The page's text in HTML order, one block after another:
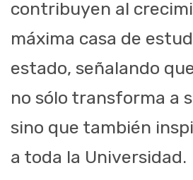
contribuyen al
máxima casa de
estado, señalando
no sólo transforma a
sino que también
a toda la Universidad.